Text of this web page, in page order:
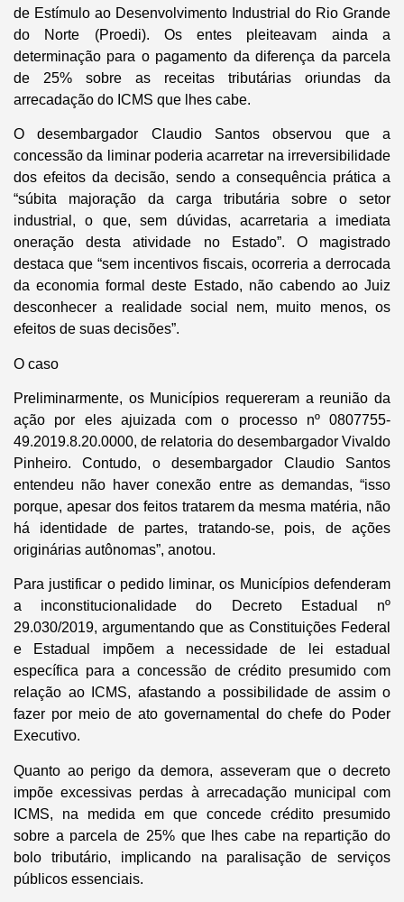
de Estímulo ao Desenvolvimento Industrial do Rio Grande
do Norte (Proedi). Os entes pleiteavam ainda a
determinação para o pagamento da diferença da parcela
de 25% sobre as receitas tributárias oriundas da
arrecadação do ICMS que lhes cabe.
O desembargador Claudio Santos observou que a
concessão da liminar poderia acarretar na irreversibilidade
dos efeitos da decisão, sendo a consequência prática a
“súbita majoração da carga tributária sobre o setor
industrial, o que, sem dúvidas, acarretaria a imediata
oneração desta atividade no Estado”. O magistrado
destaca que “sem incentivos fiscais, ocorreria a derrocada
da economia formal deste Estado, não cabendo ao Juiz
desconhecer a realidade social nem, muito menos, os
efeitos de suas decisões”.
O caso
Preliminarmente, os Municípios requereram a reunião da
ação por eles ajuizada com o processo nº 0807755-
49.2019.8.20.0000, de relatoria do desembargador Vivaldo
Pinheiro. Contudo, o desembargador Claudio Santos
entendeu não haver conexão entre as demandas, “isso
porque, apesar dos feitos tratarem da mesma matéria, não
há identidade de partes, tratando-se, pois, de ações
originárias autônomas”, anotou.
Para justificar o pedido liminar, os Municípios defenderam
a inconstitucionalidade do Decreto Estadual nº
29.030/2019, argumentando que as Constituições Federal
e Estadual impõem a necessidade de lei estadual
específica para a concessão de crédito presumido com
relação ao ICMS, afastando a possibilidade de assim o
fazer por meio de ato governamental do chefe do Poder
Executivo.
Quanto ao perigo da demora, asseveram que o decreto
impõe excessivas perdas à arrecadação municipal com
ICMS, na medida em que concede crédito presumido
sobre a parcela de 25% que lhes cabe na repartição do
bolo tributário, implicando na paralisação de serviços
públicos essenciais.